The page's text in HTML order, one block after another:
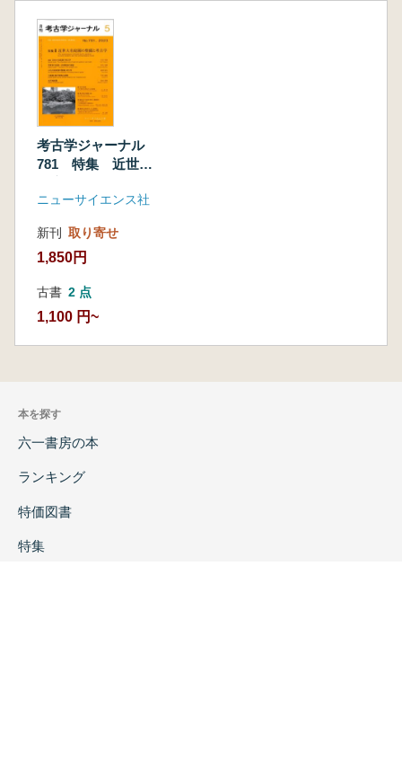
考古学ジャーナル
781 特集 近世大
学
ニューサイエンス社
新刊 取り寄せ
1,850円
古書 2 点
1,100 円~
本を探す
六一書房の本
ランキング
特価図書
特集